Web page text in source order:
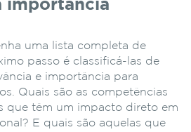
importância
uma lista completa de
passo é classificá-las de
e importância para
Quais são as competências
que têm um impacto direto em
E quais são aquelas que